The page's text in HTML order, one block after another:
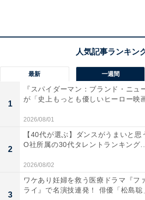
乱ペースに翻弄され、動けなか
絶対王者ダノンプレミアムが回避し
月賞は軸となる馬が不在に。空いた1
たのは、弥生賞で2着に入ったワグ
ングSを制したステルヴィオでした。
最新 一週間
1
『スパイダーマン：ブランド・ニュ
が「史上もっとも優しいヒーロー映
2026/08/01
2
【40代が選ぶ】ダンスがうまいと思
O社所属の30代タレントランキング...
2026/08/02
3
ワケあり妊婦を救う医療ドラマ『フ
ライ』で名演技連発！ 俳優「松島聡